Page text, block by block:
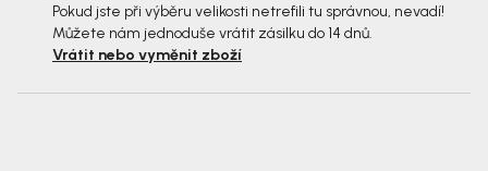
Pokud jste při výběru velikosti netrefili tu správnou, nevadí!
Můžete nám jednoduše vrátit zásilku do 14 dnů.
Vrátit nebo vyměnit zboží